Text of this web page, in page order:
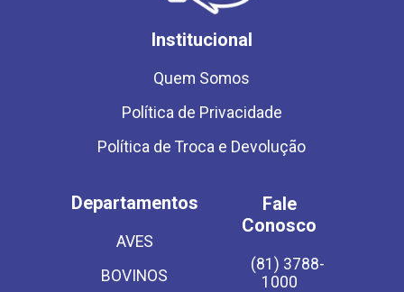
Institucional
Quem Somos
Política de Privacidade
Política de Troca e Devolução
Departamentos
AVES
BOVINOS
Fale
Conosco
(81) 3788-
1000